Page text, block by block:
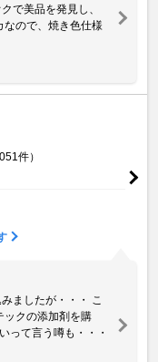
で美品を発見し、
なので、焼き色仕様
件）
ましたが・・・ こ
ックの添加剤を購
って言う噂も・・・